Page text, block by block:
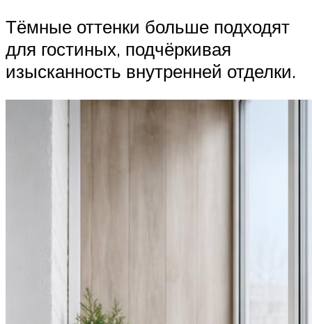
Тёмные оттенки больше подходят
для гостиных, подчёркивая
изысканность внутренней отделки.